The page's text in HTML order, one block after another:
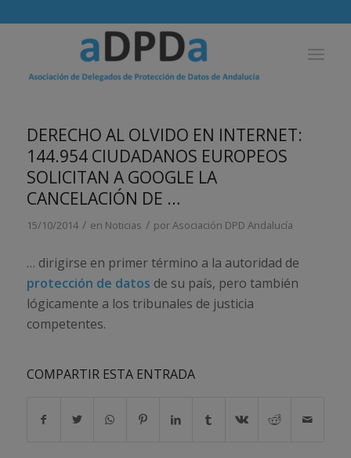
DERECHO AL OLVIDO EN INTERNET:
144.954 CIUDADANOS EUROPEOS
SOLICITAN A GOOGLE LA
CANCELACIÓN DE …
15/10/2014 / en Noticias / porAsociación DPD Andalucía
… dirigirse en primer término a la autoridad de
protección de datos de su país, pero también
lógicamente a los tribunales de justicia
competentes.
COMPARTIR ESTA ENTRADA